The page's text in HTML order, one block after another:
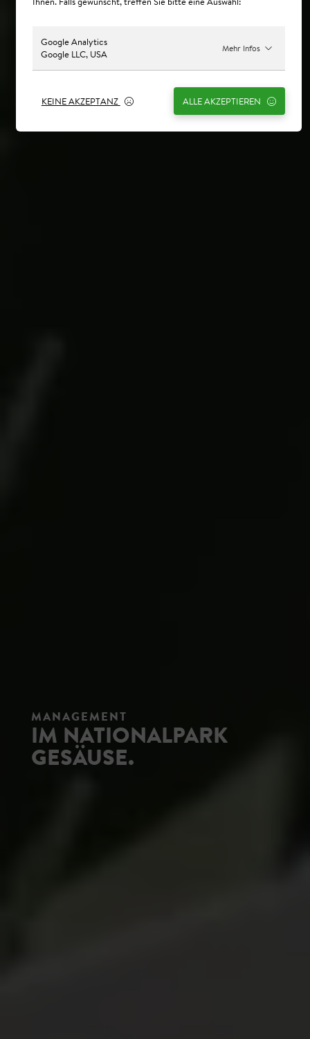
MANAGEMENT
IM NATIONALPARK
GESÄUSE.
Google Analytics
Google LLC, USA
Mehr Infos
KEINE AKZEPTANZ ALLE AKZEPTIEREN